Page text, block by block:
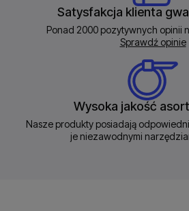
Satysfakcja klienta
Ponad 2000 pozytywnych opinii
Sprawdź opinie
Wysoka jakość
Nasze produkty posiadają
je niezawodnymi